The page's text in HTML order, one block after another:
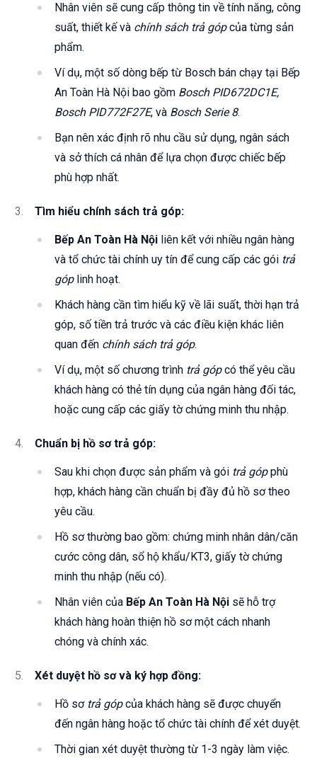
Nhân viên sẽ cung cấp thông tin về tính năng, công
suất, thiết kế và chính sách trả gópcủa từng sản
phẩm.
Ví dụ, một số dòng bếp từ Bosch bán chạy tại Bếp
An Toàn Hà Nội bao gồm Bosch PID672DC1E,
Bosch PID772F27E, và Bosch Serie 8.
Bạn nên xác định rõ nhu cầu sử dụng, ngân sách
và sở thích cá nhân để lựa chọn được chiếc bếp
phù hợp nhất.
Tìm hiểu chính sách trả góp:
Bếp An Toàn Hà Nội liên kết với nhiều ngân hàng
và tổ chức tài chính uy tín để cung cấp các gói trả
góplinh hoạt.
Khách hàng cần tìm hiểu kỹ về lãi suất, thời hạn trả
góp, số tiền trả trước và các điều kiện khác liên
quan đến chính sách trả góp.
Ví dụ, một số chương trình trả gópcó thể yêu cầu
khách hàng có thẻ tín dụng của ngân hàng đối tác,
hoặc cung cấp các giấy tờ chứng minh thu nhập.
Chuẩn bị hồ sơ trả góp:
Sau khi chọn được sản phẩm và gói trả gópphù
hợp, khách hàng cần chuẩn bị đầy đủ hồ sơ theo
yêu cầu.
Hồ sơ thường bao gồm: chứng minh nhân dân/căn
cước công dân, sổ hộ khẩu/KT3, giấy tờ chứng
minh thu nhập (nếu có).
Nhân viên của Bếp An Toàn Hà Nội sẽ hỗ trợ
khách hàng hoàn thiện hồ sơ một cách nhanh
chóng và chính xác.
Xét duyệt hồ sơ và ký hợp đồng:
Hồ sơ trả gópcủa khách hàng sẽ được chuyển
đến ngân hàng hoặc tổ chức tài chính để xét duyệt.
Thời gian xét duyệt thường từ 1-3 ngày làm việc.